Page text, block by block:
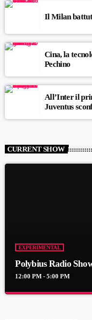
Il Milan
Cina, la
Pechino
All’Inter il
Juventus
CURRENT SHOW
EXPERIMENTAL
Polybius Radio
12:00 PM - 5:00 PM